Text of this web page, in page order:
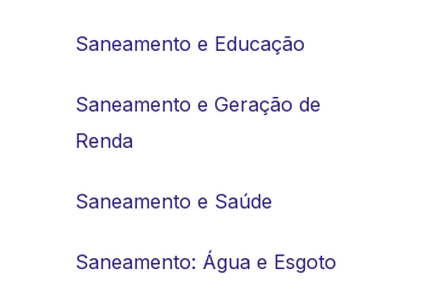
Saneamento e Educação
Saneamento e Geração de
Renda
Saneamento e Saúde
Saneamento: Água e Esgoto